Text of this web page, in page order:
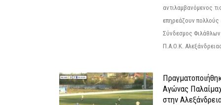
αντιλαμβανόμενος
επηρεάζουν πολλούς
Σύνδεσμος
Π.Α.Ο.Κ.
Αγώνας
στην